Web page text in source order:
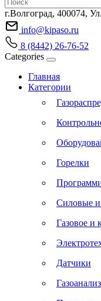
г.Волгоград, 400074,
info@kipaso.ru
8 (8442) 26-76-52
Categories
Главная
Категории
Горелки
Силовые и
Газовое и
Датчики